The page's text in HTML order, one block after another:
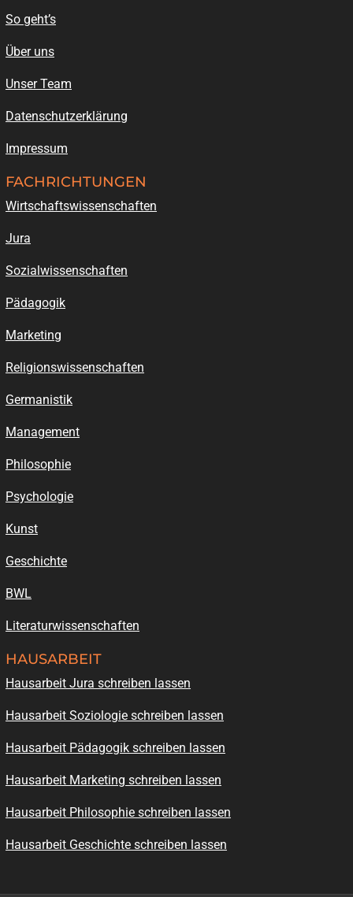
So geht’s
Über uns
Unser Team
Datenschutzerklärung
Impressum
FACHRICHTUNGEN
Wirtschaftswissenschaften
Jura
Sozialwissenschaften
Pädagogik
Marketing
Religionswissenschaften
Germanistik
Management
Philosophie
Psychologie
Kunst
Geschichte
BWL
Literaturwissenschaften
HAUSARBEIT
Hausarbeit Jura schreiben lassen
Hausarbeit Soziologie schreiben lassen
Hausarbeit Pädagogik schreiben lassen
Hausarbeit Marketing schreiben lassen
Hausarbeit Philosophie schreiben lassen
Hausarbeit Geschichte schreiben lassen